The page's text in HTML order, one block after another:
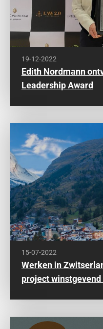
19-12-2022
Edith Nordmann
Leadership Award
15-07-2022
Werken in
project